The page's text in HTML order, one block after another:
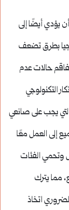
يؤدي أيضًا إلى
بطرق تضعف
حالات عدم
التكنولوجي
يجب على صانعي
إلى العمل معًا
وتحمي الفئات
مما يترك
اتخاذ